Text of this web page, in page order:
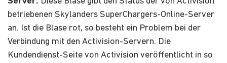
betriebenen Skylanders SuperChargers-Online-Server
an. Ist die Blase rot, so besteht ein Problem bei der
Verbindung mit den Activision-Servern. Die
Kundendienst-Seite von Activision veröffentlicht in so